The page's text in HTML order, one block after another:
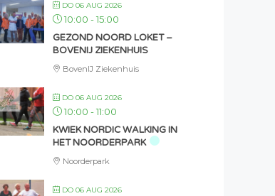
DO 06 AUG 2026
10:00 -15:00
GEZOND NOORD LOKET –
BOVENIJ ZIEKENHUIS
BovenIJ Ziekenhuis
DO 06 AUG 2026
10:00 -11:00
KWIEK NORDIC WALKING IN
HET NOORDERPARK
Noorderpark
DO 06 AUG 2026